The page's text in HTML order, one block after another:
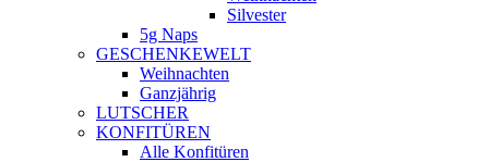
Silvester
5g Naps
GESCHENKEWELT
Weihnachten
Ganzjährig
LUTSCHER
KONFITÜREN
Alle Konfitüren